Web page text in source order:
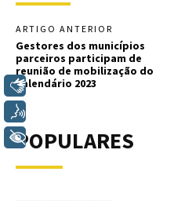
ARTIGO ANTERIOR
Gestores dos municípios
parceiros participam de
reunião de mobilização do
Calendário 2023
POPULARES
Libras
+ Acessibilidade